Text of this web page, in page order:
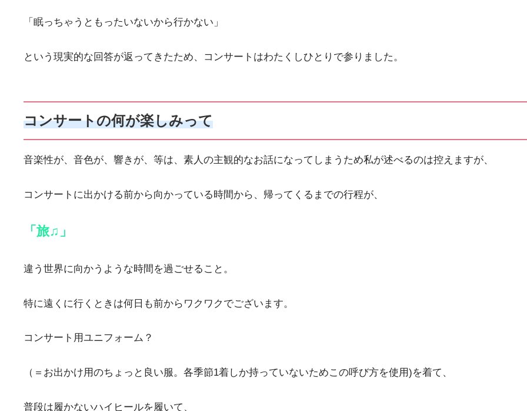
「眠っちゃうともったいないから行かない」
という現実的な回答が返ってきたため、コンサートはわたくしひとりで参りました。
コンサートの何が楽しみって
音楽性が、音色が、響きが、等は、素人の主観的なお話になってしまうため私が述べるのは控えますが、
コンサートに出かける前から向かっている時間から、帰ってくるまでの行程が、
「旅♫」
違う世界に向かうような時間を過ごせること。
特に遠くに行くときは何日も前からワクワクでございます。
コンサート用ユニフォーム？
（＝お出かけ用のちょっと良い服。各季節1着しか持っていないためこの呼び方を使用)を着て、
普段は履かないハイヒールを履いて、